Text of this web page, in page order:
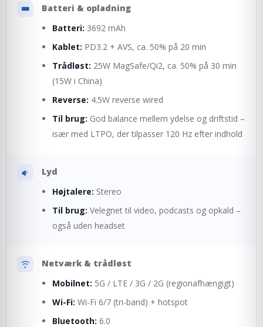
Batteri & opladning
Batteri: 3692 mAh
Kablet: PD3.2 + AVS, ca. 50% på 20 min
Trådløst: 25W MagSafe/Qi2, ca. 50% på 30 min
(15W i China)
Reverse: 4.5W reverse wired
Til brug: God balance mellem ydelse og driftstid –
især med LTPO, der tilpasser 120 Hz efter indhold
Lyd
Højtalere: Stereo
Til brug: Velegnet til video, podcasts og opkald –
også uden headset
Netværk & trådløst
Mobilnet: 5G / LTE / 3G / 2G (regionafhængigt)
Wi-Fi: Wi-Fi 6/7 (tri-band) + hotspot
Bluetooth: 6.0